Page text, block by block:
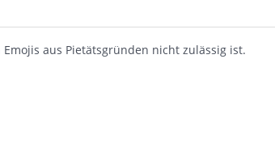
aus Pietätsgründen nicht zulässig ist.